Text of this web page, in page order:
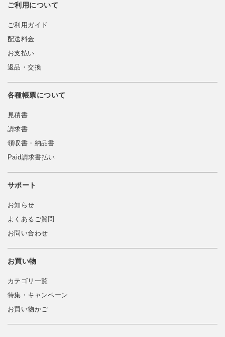
ご利用について
ご利用ガイド
配送料金
お支払い
返品・交換
各種帳票について
見積書
請求書
領収書・納品書
Paid請求書払い
サポート
お知らせ
よくあるご質問
お問い合わせ
お買い物
カテゴリ一覧
特集・キャンペーン
お買い物かご